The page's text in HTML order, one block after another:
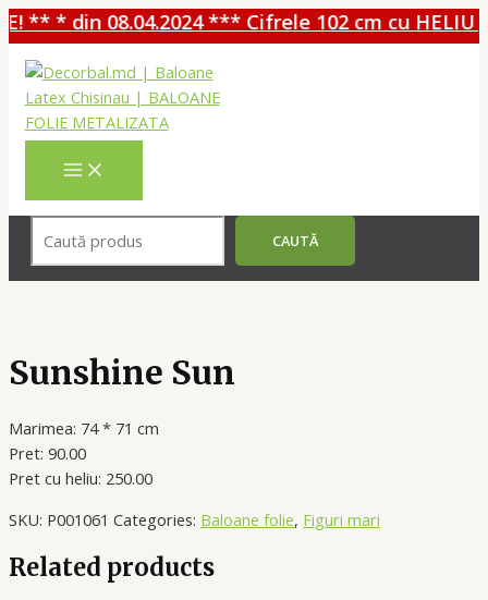
** * din 08.04.2024 *** Cifrele 102 cm cu HELIU -
Перейти
содержимому
MAIN
MENU
CAUTĂ
Sunshine Sun
Marimea: 74 * 71 cm
Pret: 90.00
Pret cu heliu: 250.00
SKU: P001061 Categories: Baloane folie, Figuri mari
Related products